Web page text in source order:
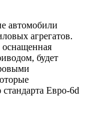
автомобили
агрегатов.
оснащенная
будет
Евро-6d